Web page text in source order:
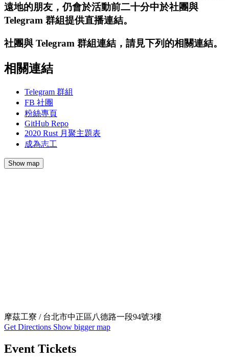
遠地的朋友，仍會於活動前二十分中於社團與
Telegram 群組提供直播連結。
社團與 Telegram 群組連結，請見下列的相關連結。
相關連結
Telegram 群組
FB 社團
粉絲專頁
GitHub Repo
2020 Rust 月聚主題表
成為志工
Show map
摩茲工寮 / 台北市中正區八德路一段94號3樓
Get Directions Show bigger map
Event Tickets